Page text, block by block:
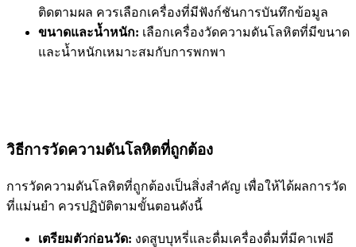
ติดตามผล ควรเลือกเครื่องที่มีฟังก์ชันการบันทึกข้อมูล
ขนาดและน้ำหนัก: เลือกเครื่องวัดความดันโลหิตที่มีขนาด
และน้ำหนักเหมาะสมกับการพกพา
วิธีการวัดความดันโลหิตที่ถูกต้อง
การวัดความดันโลหิตที่ถูกต้องเป็นสิ่งสำคัญ เพื่อให้ได้ผลการวัด
ที่แม่นยำ ควรปฏิบัติตามขั้นตอนดังนี้
เตรียมตัวก่อนวัด: งดสูบบุหรี่และดื่มเครื่องดื่มที่มีคาเฟอี